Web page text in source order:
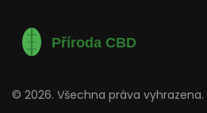
© 2026. Všechna práva vyhrazena.